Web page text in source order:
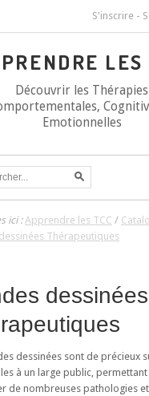
S'inscrire -
LES
Découvrir les Thérapies
Emotionnelles
ici :Apprendre les TCC /
Thérapeutiques
dessinées
dessinées sont de précieux
à un large public,
de nombreuses pathologies